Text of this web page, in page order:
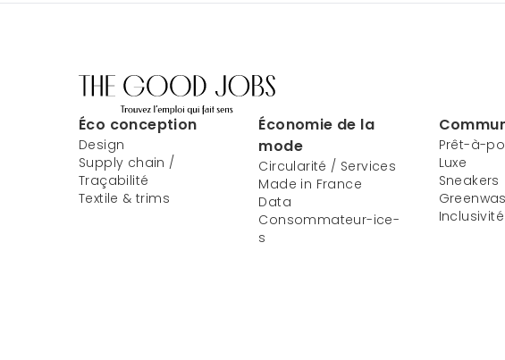
Éco conception
Design
Supply chain /
Traçabilité
Textile & trims
Économie de la
mode
Circularité / Services
Made in France
Data
Consommateur-ice-
s
Prêt-à-
Luxe
Sneakers
Inclusivité